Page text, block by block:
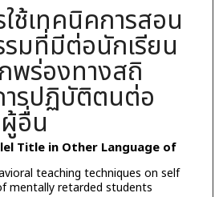
ช้เทคนิคการสอน
มที่มีต่อนักเรียน
พร่องทางสถิ
รปฏิบัติตนต่อ
อื่น
Title in Other Language of
teaching techniques on self
mentally retarded students